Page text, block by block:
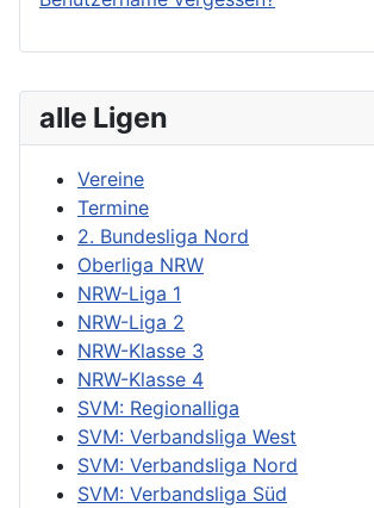
alle Ligen
Vereine
Termine
2. Bundesliga Nord
Oberliga NRW
NRW-Liga 1
NRW-Liga 2
NRW-Klasse 3
NRW-Klasse 4
SVM: Regionalliga
SVM: Verbandsliga West
SVM: Verbandsliga Nord
SVM: Verbandsliga Süd